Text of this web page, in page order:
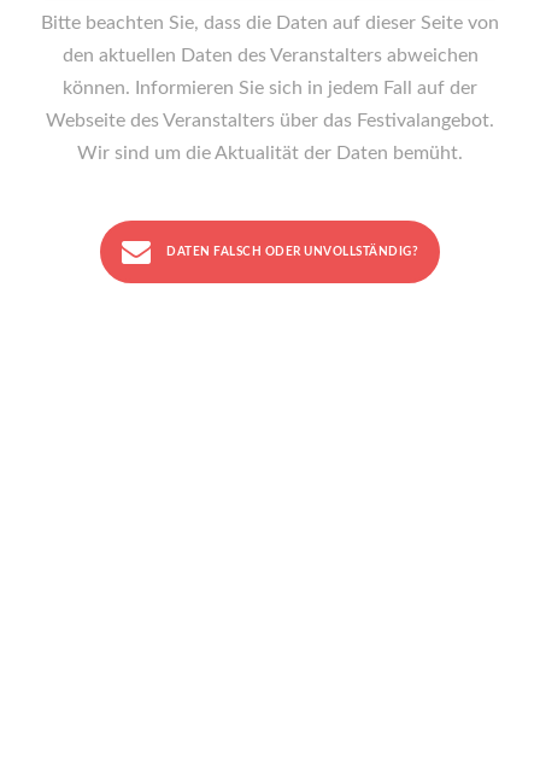
Bitte beachten Sie, dass die Daten auf dieser Seite von
den aktuellen Daten des Veranstalters abweichen
können. Informieren Sie sich in jedem Fall auf der
Webseite des Veranstalters über das Festivalangebot.
Wir sind um die Aktualität der Daten bemüht.
DATEN FALSCH ODER UNVOLLSTÄNDIG?